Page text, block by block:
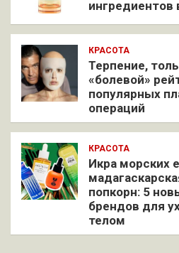
ингредиентов
КРАСОТА
Терпение,
«болевой»
популярных
операций
КРАСОТА
Икра морских
попкорн: 5
брендов для
телом